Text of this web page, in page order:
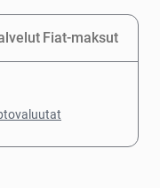
Fiat-maksut